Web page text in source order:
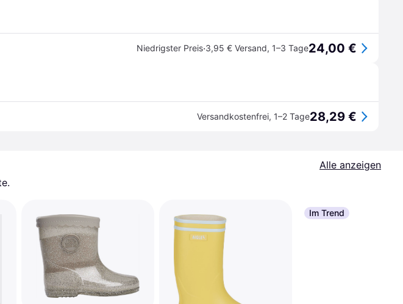
Niedrigster Preis·3,95 € Versand, 1–3 Tage24,00 €
Versandkostenfrei, 1–2 Tage28,29 €
Alle anzeigen
Im Trend